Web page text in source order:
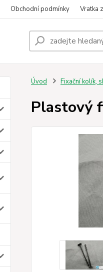
Obchodní podmínky Vratka
Úvod Fixační kolík,
Plastový